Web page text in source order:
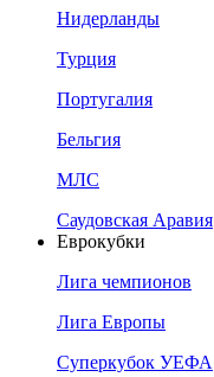
Нидерланды
Турция
Португалия
Бельгия
МЛС
Саудовская Аравия
Еврокубки
Лига чемпионов
Лига Европы
Суперкубок УЕФА